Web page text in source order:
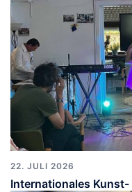
22. JULI 2026
Internationales